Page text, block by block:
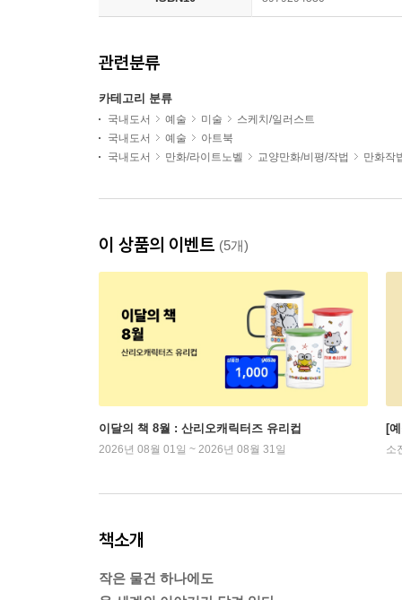
관련분류
카테고리 분류
국내도서 예술 미술
스케치/일러스트
국내도서
예술
아트북
국내도서
만화/라이트노벨 교양만화/비평/작법 만화작
이 상품의 이벤트 (5개)
이달의 책 8월 : 산리오캐릭터즈 유리컵
2026년 08월 01일 ~ 2026년 08월 31일
[
소
책소개
작은 물건 하나에도